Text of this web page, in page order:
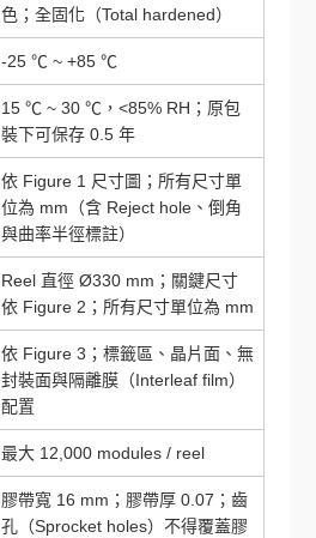
色；全固化（Total hardened）
-25 ℃ ~ +85 ℃
15 ℃ ~ 30 ℃，<85% RH；原包
裝下可保存 0.5 年
依 Figure 1 尺寸圖；所有尺寸單
位為 mm（含 Reject hole、倒角
與曲率半徑標註）
Reel 直徑 Ø330 mm；關鍵尺寸
依 Figure 2；所有尺寸單位為 mm
依 Figure 3；標籤區、晶片面、無
封裝面與隔離膜（Interleaf film）
配置
最大 12,000 modules / reel
膠帶寬 16 mm；膠帶厚 0.07；齒
孔（Sprocket holes）不得覆蓋膠